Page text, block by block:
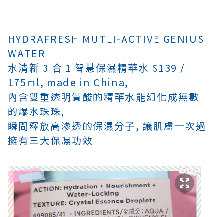
HYDRAFRESH MUTLI-ACTIVE GENIUS
WATER
水清新 3 合 1 智慧保濕精華水 $139 /
175ml, made in China,
內含雙重透明質酸的精華水能幻化成無數
的爆水珠珠,
瞬間釋放高滲透的保濕分子, 讓肌膚一次過
擁有三大保濕功效